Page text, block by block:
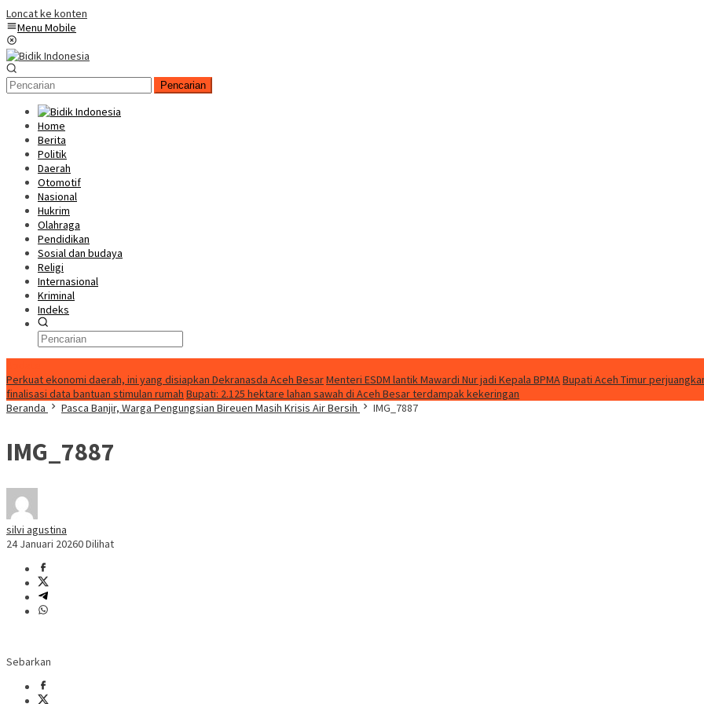
Loncat ke konten
Menu Mobile
Pencarian
Home
Berita
Politik
Daerah
Otomotif
Nasional
Hukrim
Olahraga
Pendidikan
Sosial dan budaya
Religi
Internasional
Kriminal
Indeks
Perkuat ekonomi daerah, ini yang disiapkan Dekranasda Aceh BesarMenteri ESDM lantik Mawardi Nur jadi Kepala BPMABupati Aceh Timur
finalisasi data bantuan stimulan rumah Bupati: 2.125 hektare lahan sawah di Aceh Besar terdampak kekeringan
Beranda
Pasca Banjir, Warga Pengungsian Bireuen Masih Krisis Air Bersih IMG_7887
IMG_7887
silvi agustina
24 Januari 20260 Dilihat
Sebarkan